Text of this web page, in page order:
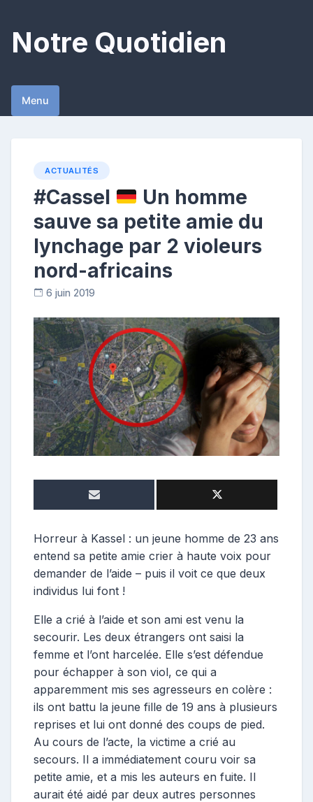
content
Notre Quotidien
Menu
ACTUALITÉS
#Cassel
Un homme
sauve sa petite amie du
lynchage par 2 violeurs
nord-africains
6 juin 2019
o
n
t
r
i
b
u
t
r
i
Horreur à Kassel : un jeune homme de 23 ans
entend sa petite amie crier à haute voix pour
demander de l’aide – puis il voit ce que deux
individus lui font !
Elle a crié à l’aide et son ami est venu la
secourir. Les deux étrangers ont saisi la
femme et l’ont harcelée. Elle s’est défendue
pour échapper à son viol, ce qui a
apparemment mis ses agresseurs en colère :
ils ont battu la jeune fille de 19 ans à plusieurs
reprises et lui ont donné des coups de pied.
Au cours de l’acte, la victime a crié au
secours. Il a immédiatement couru voir sa
petite amie, et a mis les auteurs en fuite. Il
aurait été aidé par deux autres personnes